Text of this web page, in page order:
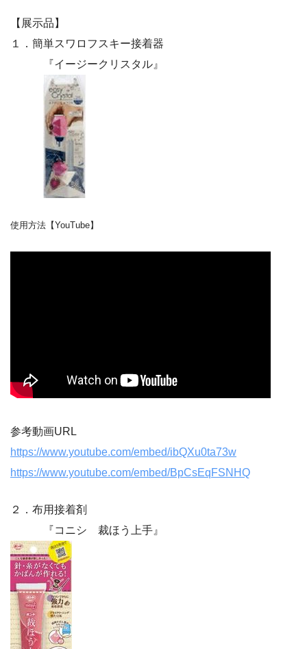
【展示品】
１．簡単スワロフスキー接着器
『イージークリスタル』
使用方法【YouTube】
参考動画URL
https://www.youtube.com/embed/ibQXu0ta73w
https://www.youtube.com/embed/BpCsEqFSNHQ
２．布用接着剤
『コニシ 裁ほう上手』